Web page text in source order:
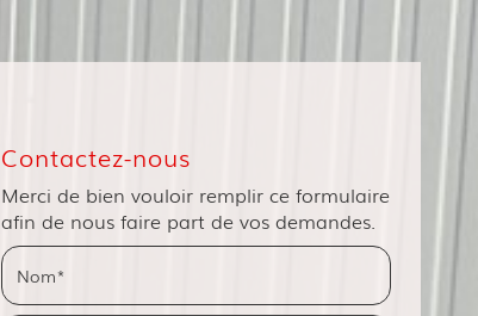
Contactez-nous
Merci de bien vouloir remplir ce formulaire
afin de nous faire part de vos demandes.